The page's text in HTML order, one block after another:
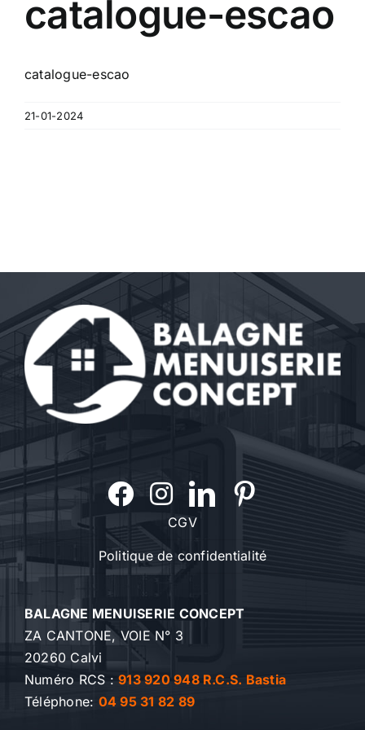
Contact
Clients
catalogue-escao
catalogue-escao
21-01-2024
CGV
Politique de confidentialité
BALAGNE MENUISERIE CONCEPT
ZA CANTONE, VOIE N° 3
20260 Calvi
Numéro RCS :913 920 948 R.C.S. Bastia
Téléphone: 04 95 31 82 89